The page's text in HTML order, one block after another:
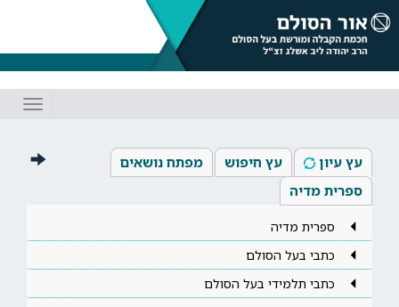
עץ עיון עץ חיפוש
מפתח נושאים
ספרית מדיה
ספרית מדיה
כתבי בעל הסולם
כתבי תלמידי בעל הסולם